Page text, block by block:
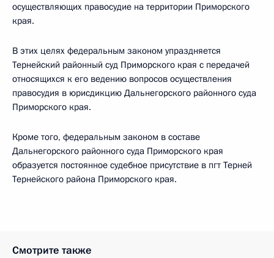
осуществляющих правосудие на территории Приморского
края.
В этих целях федеральным законом упраздняется
Тернейский районный суд Приморского края с передачей
относящихся к его ведению вопросов осуществления
правосудия в юрисдикцию Дальнегорского районного суда
Приморского края.
Кроме того, федеральным законом в составе
Дальнегорского районного суда Приморского края
образуется постоянное судебное присутствие в пгт Терней
Тернейского района Приморского края.
Смотрите также